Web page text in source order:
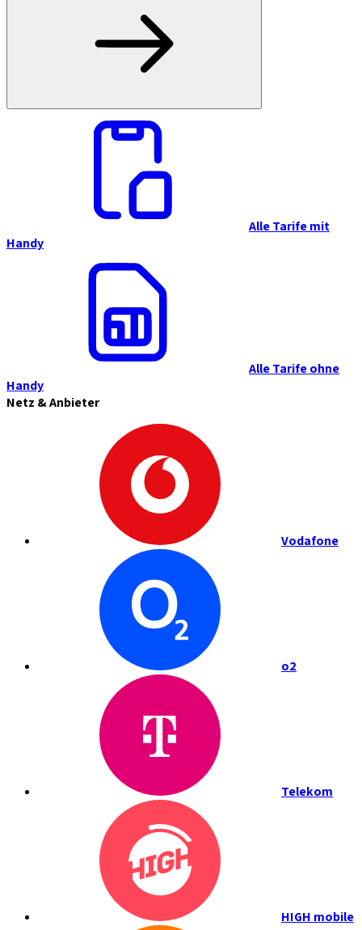
Alle Tarife mit
Handy
Alle Tarife ohne
Handy
Netz & Anbieter
Vodafone
o2
Telekom
HIGH mobile